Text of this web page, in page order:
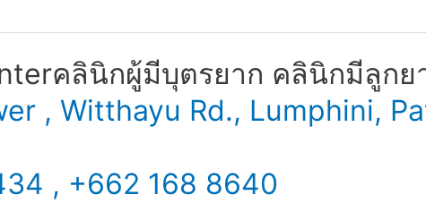
คลินิกผู้มีบุตรยาก คลินิกมีลูกย
, Witthayu Rd., Lumphini,
, +662 168 8640